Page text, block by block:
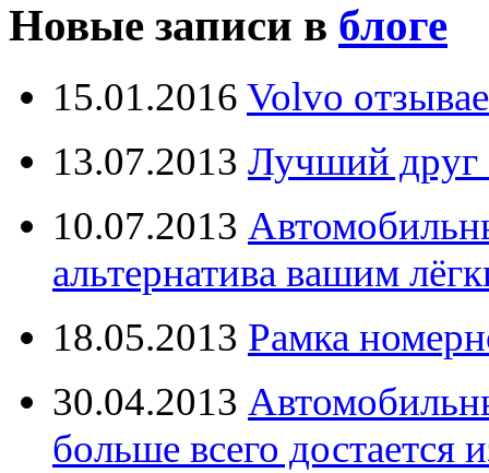
Новые записи в блоге
15.01.2016 Volvo
13.07.2013 Лучший друг
10.07.2013
альтернатива вашим
18.05.2013 Рамка
30.04.2013
больше всего достается